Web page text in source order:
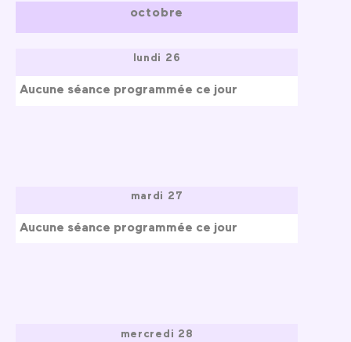
octobre
lundi 26
Aucune séance programmée ce jour
mardi 27
Aucune séance programmée ce jour
mercredi 28